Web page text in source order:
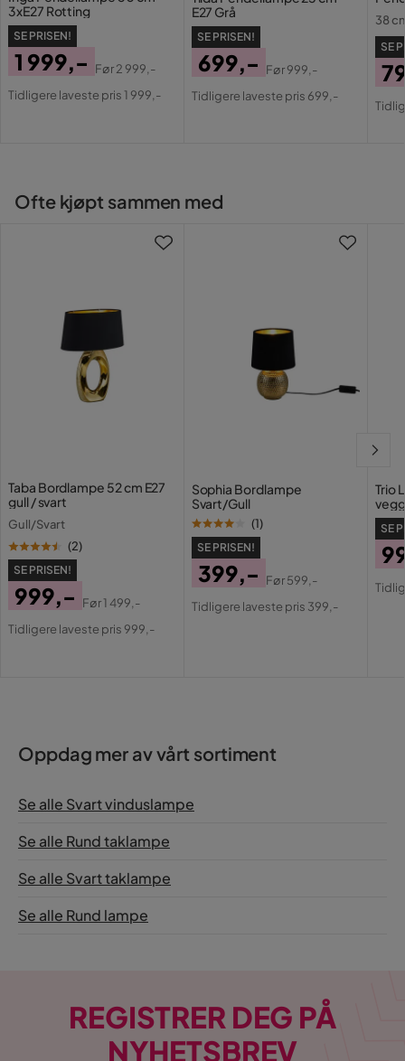
Beskyttelsesklasse: 2
3xE27 Rotting
SE PRISEN!
Pris
1 999,-
Original
Før2 999,-
Tidligere laveste pris 1 999,-
E27 Grå
SE PRISEN!
Pris
699,-
Original
Før999,-
Tidligere laveste pris 699,-
38
SE
Ofte kjøpt sammen med
Taba Bordlampe 52 cm E27
gull / svart
Gull/Svart
(2)
SE PRISEN!
Pris
999,-
Original
Før1 499,-
Tidligere laveste pris 999,-
Sophia Bordlampe
Svart/Gull
(1)
SE PRISEN!
Pris
399,-
Original
Før599,-
Tidligere laveste pris 399,-
Trio
SE
Oppdag mer av vårt sortiment
Se alle Svart vinduslampe
Se alle Rund taklampe
Se alle Svart taklampe
Se alle Rund lampe
REGISTRER DEG PÅ
NYHETSBREV